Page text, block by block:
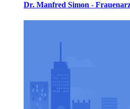
Dr. Manfred Simon -